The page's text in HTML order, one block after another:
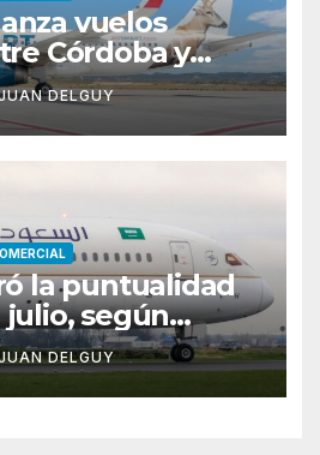
vuelos
Córdoba y
DELGUY
la puntualidad
según
DELGUY